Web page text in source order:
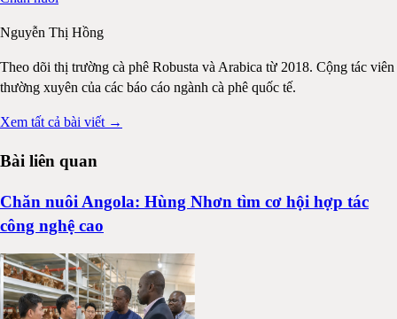
Nguyễn Thị Hồng
Theo dõi thị trường cà phê Robusta và Arabica từ 2018. Cộng tác viên
thường xuyên của các báo cáo ngành cà phê quốc tế.
Xem tất cả bài viết →
Bài liên quan
Chăn nuôi Angola: Hùng Nhơn tìm cơ hội hợp tác
công nghệ cao